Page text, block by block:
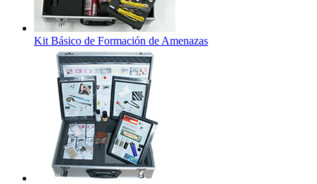
Kit Básico de Formación de Amenazas